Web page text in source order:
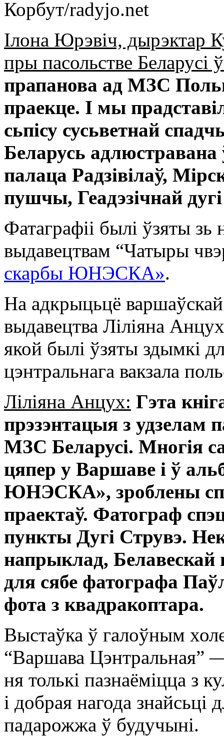
Корбут/radyjo.net
Ілона Юрэвіч, дырэктар
пры пасольстве
прапанова ад МЗС
праекце. І мы
сьпісу сусьветнай
Беларусь адлюстравана
палаца Радзівілаў,
пушчы, Геадэзічнай
Фатаграфіі былі ўзяты
выдавецтвам “Чатыры
скарбы ЮНЭСКА».
На адкрыцьцё
выдавецтва Ліліяна
якой былі ўзяты здымкі
цэнтральнага вакзала
Ліліяна Анцух: Гэта
прэзэнтацыя з удзелам
МЗС Беларусі. Многія
цяпер у Варшаве і ў
ЮНЭСКА», зроблены
праектаў. Фатограф
пункты Дугі Струвэ.
напрыклад,
для сябе фатографа
фота з квадракоптара.
Выстаўка ў галоўным
“Варшава Цэнтральная”
ня толькі пазнаёміцца з
і добрая нагода
падарожжа ў будучыні.